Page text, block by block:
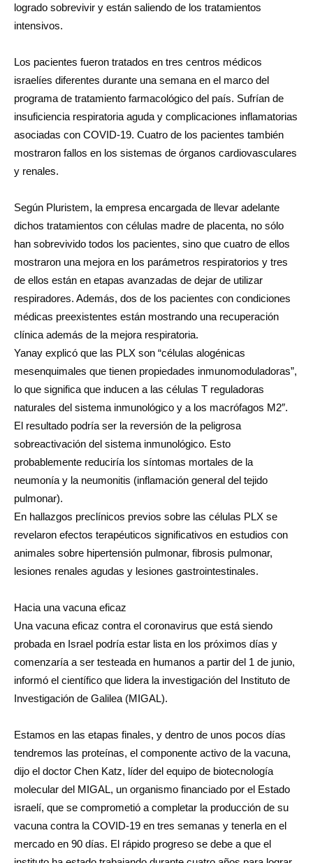
logrado sobrevivir y están saliendo de los tratamientos
intensivos.
Los pacientes fueron tratados en tres centros médicos
israelíes diferentes durante una semana en el marco del
programa de tratamiento farmacológico del país. Sufrían de
insuficiencia respiratoria aguda y complicaciones inflamatorias
asociadas con COVID-19. Cuatro de los pacientes también
mostraron fallos en los sistemas de órganos cardiovasculares
y renales.
Según Pluristem, la empresa encargada de llevar adelante
dichos tratamientos con células madre de placenta, no sólo
han sobrevivido todos los pacientes, sino que cuatro de ellos
mostraron una mejora en los parámetros respiratorios y tres
de ellos están en etapas avanzadas de dejar de utilizar
respiradores. Además, dos de los pacientes con condiciones
médicas preexistentes están mostrando una recuperación
clínica además de la mejora respiratoria.
Yanay explicó que las PLX son “células alogénicas
mesenquimales que tienen propiedades inmunomoduladoras”,
lo que significa que inducen a las células T reguladoras
naturales del sistema inmunológico y a los macrófagos M2″.
El resultado podría ser la reversión de la peligrosa
sobreactivación del sistema inmunológico. Esto
probablemente reduciría los síntomas mortales de la
neumonía y la neumonitis (inflamación general del tejido
pulmonar).
En hallazgos preclínicos previos sobre las células PLX se
revelaron efectos terapéuticos significativos en estudios con
animales sobre hipertensión pulmonar, fibrosis pulmonar,
lesiones renales agudas y lesiones gastrointestinales.
Hacia una vacuna eficaz
Una vacuna eficaz contra el coronavirus que está siendo
probada en Israel podría estar lista en los próximos días y
comenzaría a ser testeada en humanos a partir del 1 de junio,
informó el científico que lidera la investigación del Instituto de
Investigación de Galilea (MIGAL).
Estamos en las etapas finales, y dentro de unos pocos días
tendremos las proteínas, el componente activo de la vacuna,
dijo el doctor Chen Katz, líder del equipo de biotecnología
molecular del MIGAL, un organismo financiado por el Estado
israelí, que se comprometió a completar la producción de su
vacuna contra la COVID-19 en tres semanas y tenerla en el
mercado en 90 días. El rápido progreso se debe a que el